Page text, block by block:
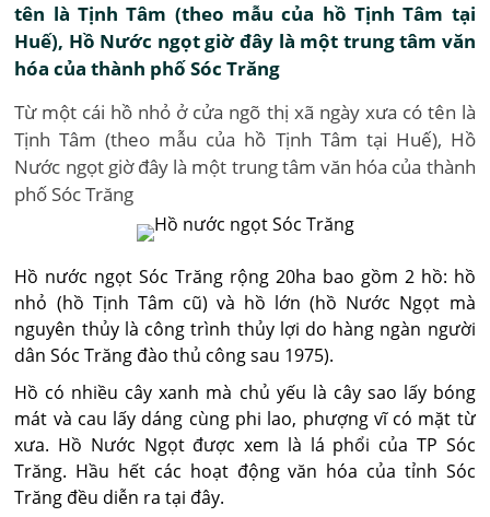
tên là Tịnh Tâm (theo mẫu của hồ Tịnh Tâm tại
Huế), Hồ Nước ngọt giờ đây là một trung tâm văn
hóa của thành phố Sóc Trăng
Từ một cái hồ nhỏ ở cửa ngõ thị xã ngày xưa có tên là
Tịnh Tâm (theo mẫu của hồ Tịnh Tâm tại Huế), Hồ
Nước ngọt giờ đây là một trung tâm văn hóa của thành
phố Sóc Trăng
Hồ nước ngọt Sóc Trăng rộng 20ha bao gồm 2 hồ: hồ
nhỏ (hồ Tịnh Tâm cũ) và hồ lớn (hồ Nước Ngọt mà
nguyên thủy là công trình thủy lợi do hàng ngàn người
dân Sóc Trăng đào thủ công sau 1975).
Hồ có nhiều cây xanh mà chủ yếu là cây sao lấy bóng
mát và cau lấy dáng cùng phi lao, phượng vĩ có mặt từ
xưa. Hồ Nước Ngọt được xem là lá phổi của TP Sóc
Trăng. Hầu hết các hoạt động văn hóa của tỉnh Sóc
Trăng đều diễn ra tại đây.